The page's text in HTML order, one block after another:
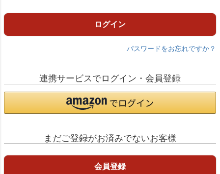
ログイン
パスワードをお忘れですか？
連携サービスでログイン・会員登録
まだご登録がお済みでないお客様
会員登録